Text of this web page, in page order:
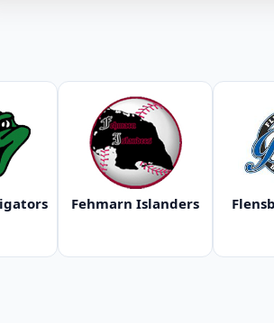
Fehmarn Islanders